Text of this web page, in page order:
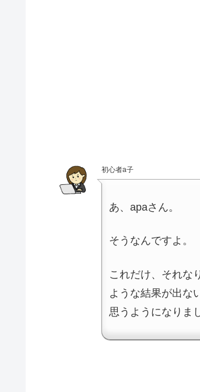
初心者a子
あ、apaさん。
そうなんですよ。
これだけ、それな
ような結果が出な
思うようになりま